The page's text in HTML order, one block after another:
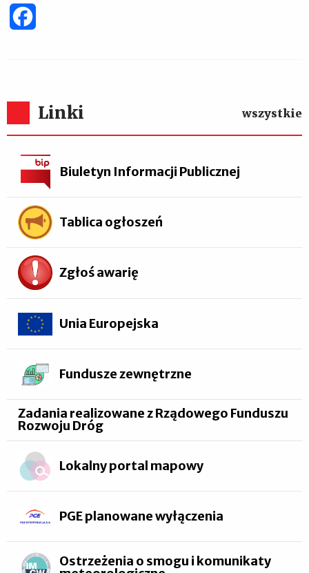
Linki wszystkie
Biuletyn Informacji Publicznej
Tablica ogłoszeń
Zgłoś awarię
Unia Europejska
Fundusze zewnętrzne
Zadania realizowane z Rządowego Funduszu
Rozwoju Dróg
Lokalny portal mapowy
PGE planowane wyłączenia
Ostrzeżenia o smogu i komunikaty